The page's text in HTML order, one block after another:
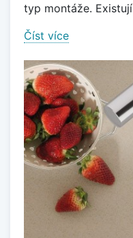
typ montáže.
Číst více